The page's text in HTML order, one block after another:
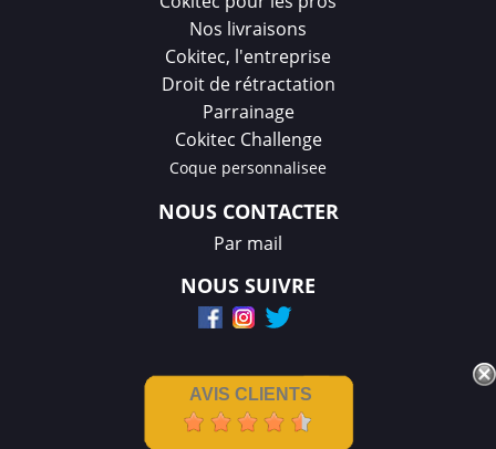
Nos livraisons
Cokitec, l'entreprise
Droit de rétractation
Parrainage
Cokitec Challenge
Coque personnalisee
NOUS CONTACTER
Par mail
NOUS SUIVRE
AVIS CLIENTS